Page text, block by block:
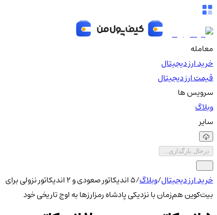
معامله
خرید ارز دیجیتال
قیمت ارز دیجیتال
سرویس ها
وبلاگ
سایر
درحال بارگذاری...
خرید ارز دیجیتال/وبلاگ/
۵ اندیکاتور صعودی و ۲ اندیکاتور نزولی برای
بیت‌کوین هم‌زمان با نزدیکی پادشاه رمزارزها به اوج تاریخی خود